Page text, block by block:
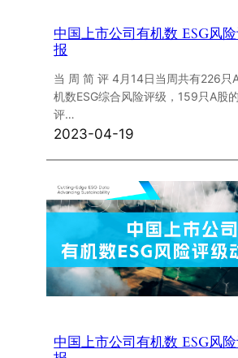
中国上市公司有机数 ESG风
报
当 周 简 评 4月14日当周共有226只
机数ESG综合风险评级，159只A股
评…
2023-04-19
中国上市公司有机数 ESG风